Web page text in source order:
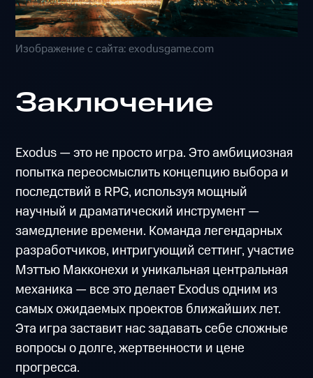
Изображение с сайта: exodusgame.com
Заключение
Exodus — это не просто игра. Это амбициозная
попытка переосмыслить концепцию выбора и
последствий в RPG, используя мощный
научный и драматический инструмент —
замедление времени. Команда легендарных
разработчиков, интригующий сеттинг, участие
Мэттью Макконехи и уникальная центральная
механика — все это делает Exodus одним из
самых ожидаемых проектов ближайших лет.
Эта игра заставит нас задавать себе сложные
вопросы о долге, жертвенности и цене
прогресса.